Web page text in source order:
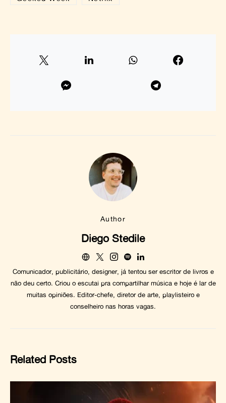
Author
Diego Stedile
Comunicador, publicitário, designer, já tentou ser escritor de livros e
não deu certo. Criou o escutai pra compartilhar música e hoje é lar de
muitas opiniões. Editor-chefe, diretor de arte, playlisteiro e
conselheiro nas horas vagas.
Related Posts